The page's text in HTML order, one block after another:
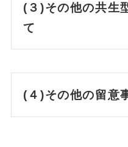
(３)その他の共生
て
(４)その他の留意